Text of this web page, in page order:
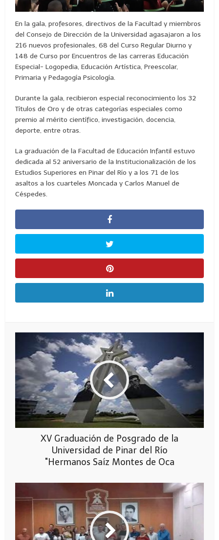
En la gala, profesores, directivos de la Facultad y miembros
del Consejo de Dirección de la Universidad agasajaron a los
216 nuevos profesionales, 68 del Curso Regular Diurno y
148 de Curso por Encuentros de las carreras Educación
Especial- Logopedia, Educación Artística, Preescolar,
Primaria y Pedagogía Psicología.
Durante la gala, recibieron especial reconocimiento los 32
Títulos de Oro y de otras categorías especiales como
premio al mérito científico, investigación, docencia,
deporte, entre otras.
La graduación de la Facultad de Educación Infantil estuvo
dedicada al 52 aniversario de la Institucionalización de los
Estudios Superiores en Pinar del Río y a los 71 de los
asaltos a los cuarteles Moncada y Carlos Manuel de
Céspedes.
XV Graduación de Posgrado de la
Universidad de Pinar del Río
"Hermanos Saíz Montes de Oca